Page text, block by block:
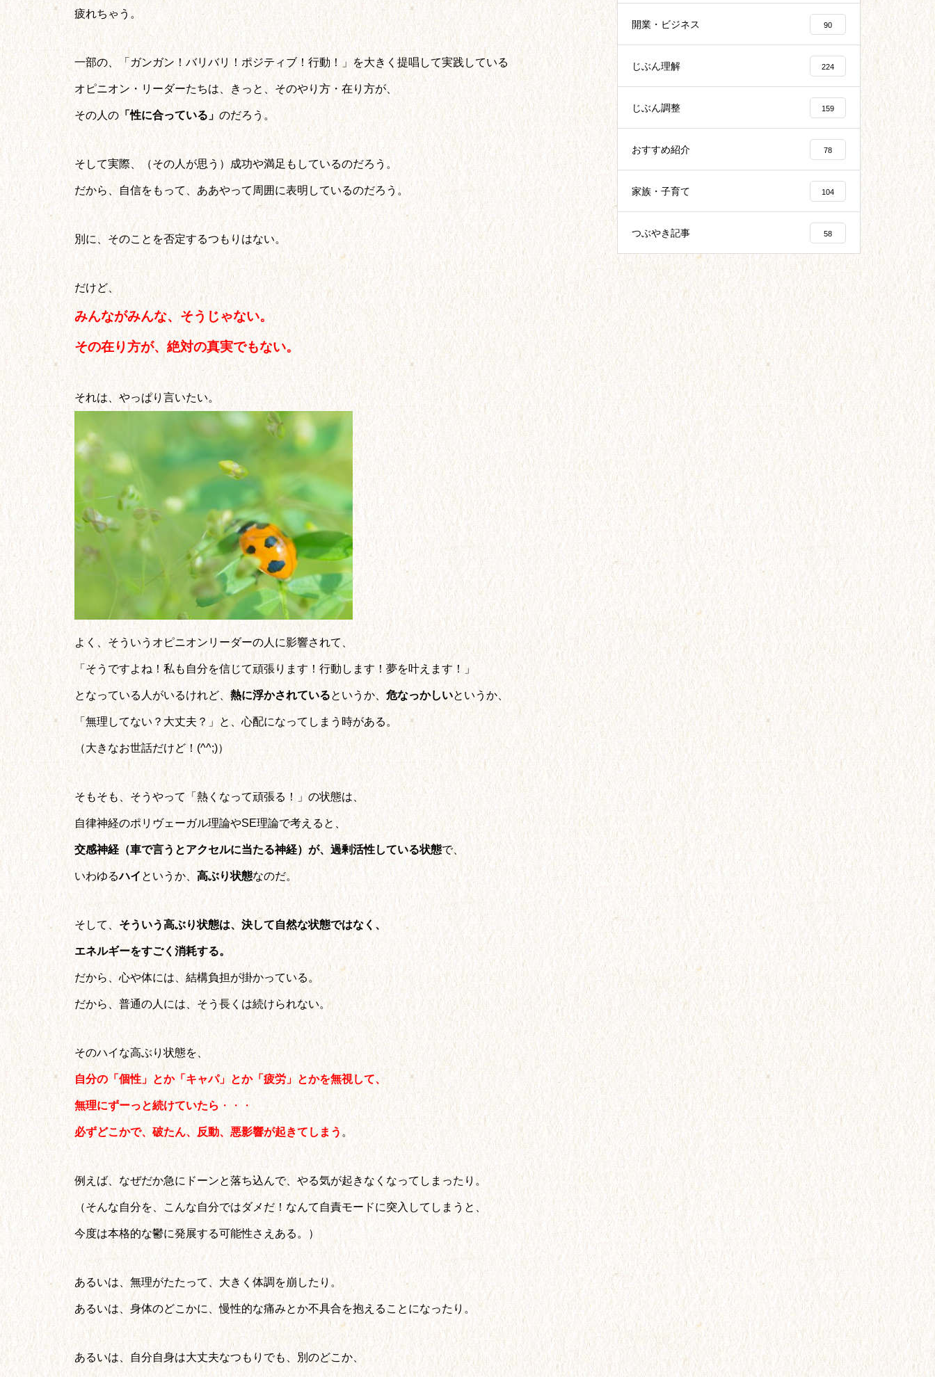
疲れちゃう。
一部の、「ガンガン！バリバリ！ポジティブ！行動！」を大きく提唱して実践している
オピニオン・リーダーたちは、きっと、そのやり方・在り方が、
その人の「性に合っている」のだろう。
そして実際、（その人が思う）成功や満足もしているのだろう。
だから、自信をもって、ああやって周囲に表明しているのだろう。
別に、そのことを否定するつもりはない。
だけど、
みんながみんな、そうじゃない。
その在り方が、絶対の真実でもない。
それは、やっぱり言いたい。
よく、そういうオピニオンリーダーの人に影響されて、
「そうですよね！私も自分を信じて頑張ります！行動します！夢を叶えます！」
となっている人がいるけれど、熱に浮かされているというか、 危なっかしいというか、
「無理してない？大丈夫？」と、心配になってしまう時がある。
（大きなお世話だけど！(^^;)）
そもそも、そうやって「熱くなって頑張る！」の状態は、
自律神経のポリヴェーガル理論やSE理論で考えると、
交感神経（車で言うとアクセルに当たる神経）が、過剰活性している状態で、
いわゆるハイ というか、 高ぶり状態なのだ。
そして、そういう高ぶり状態は、決して自然な状態ではなく、
エネルギーをすごく消耗する。
だから、心や体には、結構負担が掛かっている。
だから、普通の人には、そう長くは続けられない。
そのハイな高ぶり状態を、
自分の「個性」とか「キャパ」とか「疲労」とかを無視して、
無理にずーっと続けていたら ・・・
必ずどこかで、破たん、反動、悪影響が起きてしまう。
例えば、なぜだか急にドーンと落ち込んで、やる気が起きなくなってしまったり。
（そんな自分を、こんな自分ではダメだ！なんて自責モードに突入してしまうと、
今度は本格的な鬱に発展する可能性さえある。）
あるいは、無理がたたって、大きく体調を崩したり。
あるいは、身体のどこかに、慢性的な痛みとか不具合を抱えることになったり。
あるいは、自分自身は大丈夫なつもりでも、別のどこか、
開業・ビジネス 90
じぶん理解 224
じぶん調整 159
おすすめ紹介 78
家族・子育て 104
つぶやき記事 58